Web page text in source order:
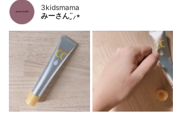
3kidsmama
みーさん¨̮⸝⋆